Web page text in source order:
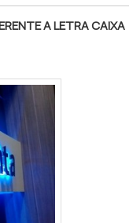
A LETRA CAIXA